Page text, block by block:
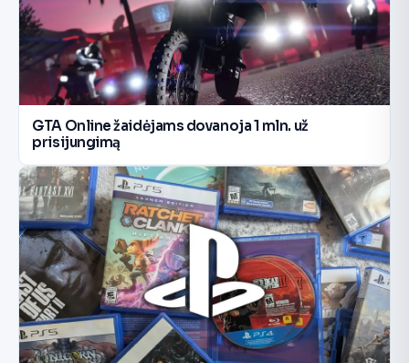
GTA Online žaidėjams dovanoja 1 mln. už
prisijungimą